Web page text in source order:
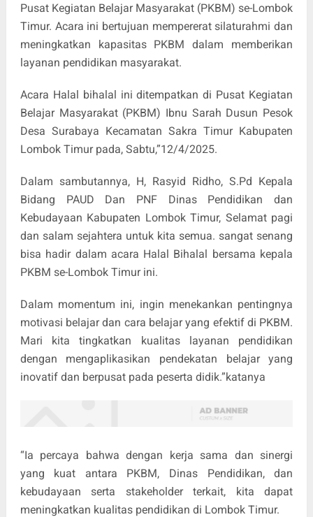
Pusat Kegiatan Belajar Masyarakat (PKBM) se-Lombok
Timur. Acara ini bertujuan mempererat silaturahmi dan
meningkatkan kapasitas PKBM dalam memberikan
layanan pendidikan masyarakat.
Acara Halal bihalal ini ditempatkan di Pusat Kegiatan
Belajar Masyarakat (PKBM) Ibnu Sarah Dusun Pesok
Desa Surabaya Kecamatan Sakra Timur Kabupaten
Lombok Timur pada, Sabtu,”12/4/2025.
Dalam sambutannya, H, Rasyid Ridho, S.Pd Kepala
Bidang PAUD Dan PNF Dinas Pendidikan dan
Kebudayaan Kabupaten Lombok Timur, Selamat pagi
dan salam sejahtera untuk kita semua. sangat senang
bisa hadir dalam acara Halal Bihalal bersama kepala
PKBM se-Lombok Timur ini.
Dalam momentum ini, ingin menekankan pentingnya
motivasi belajar dan cara belajar yang efektif di PKBM.
Mari kita tingkatkan kualitas layanan pendidikan
dengan mengaplikasikan pendekatan belajar yang
inovatif dan berpusat pada peserta didik.”katanya
“Ia percaya bahwa dengan kerja sama dan sinergi
yang kuat antara PKBM, Dinas Pendidikan, dan
kebudayaan serta stakeholder terkait, kita dapat
meningkatkan kualitas pendidikan di Lombok Timur.